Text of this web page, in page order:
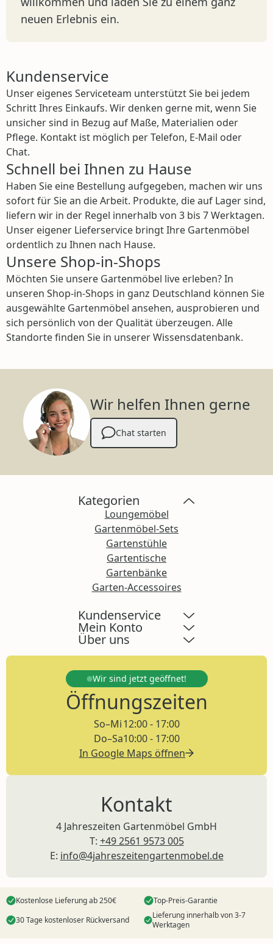
neuen Erlebnis ein.
Kundenservice
Unser eigenes Serviceteam unterstützt Sie bei jedem
Schritt Ihres Einkaufs. Wir denken gerne mit, wenn Sie
unsicher sind in Bezug auf Maße, Materialien oder
Pflege. Kontakt ist möglich per Telefon, E-Mail oder
Chat.
Schnell bei Ihnen zu Hause
Haben Sie eine Bestellung aufgegeben, machen wir uns
sofort für Sie an die Arbeit. Produkte, die auf Lager sind,
liefern wir in der Regel innerhalb von 3 bis 7 Werktagen.
Unser eigener Lieferservice bringt Ihre Gartenmöbel
ordentlich zu Ihnen nach Hause.
Unsere Shop-in-Shops
Möchten Sie unsere Gartenmöbel live erleben? In
unseren Shop-in-Shops in ganz Deutschland können Sie
ausgewählte Gartenmöbel ansehen, ausprobieren und
sich persönlich von der Qualität überzeugen. Alle
Standorte finden Sie in unserer Wissensdatenbank.
Wir helfen Ihnen gerne
Chat starten
Kategorien
Loungemöbel
Gartenmöbel-Sets
Gartenstühle
Gartentische
Gartenbänke
Garten-Accessoires
Kundenservice
Mein Konto
Über uns
Wir sind jetzt geöffnet!
Öffnungszeiten
So–Mi
Do–Sa
12:00 - 17:00
10:00 - 17:00
In Google Maps öffnen
Kontakt
4 Jahreszeiten Gartenmöbel GmbH
T: +49 2561 9573 005
E: info@4jahreszeitengartenmobel.de
Kostenlose Lieferung ab 250€
Top-Preis-Garantie
30 Tage kostenloser Rückversand
Lieferung innerhalb von 3-7
Werktagen